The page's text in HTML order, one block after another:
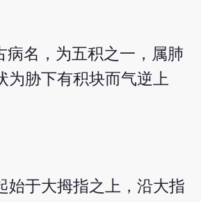
病名，为五积之一，属肺
为胁下有积块而气逆上
始于大拇指之上，沿大指